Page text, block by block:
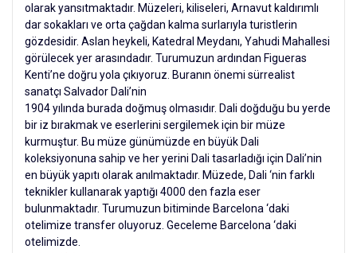
olarak yansıtmaktadır. Müzeleri, kiliseleri, Arnavut kaldırımlı
dar sokakları ve orta çağdan kalma surlarıyla turistlerin
gözdesidir. Aslan heykeli, Katedral Meydanı, Yahudi Mahallesi
görülecek yer arasındadır. Turumuzun ardından Figueras
Kenti’ne doğru yola çıkıyoruz. Buranın önemi sürrealist
sanatçı Salvador Dali’nin
1904 yılında burada doğmuş olmasıdır. Dali doğduğu bu yerde
bir iz bırakmak ve eserlerini sergilemek için bir müze
kurmuştur. Bu müze günümüzde en büyük Dali
koleksiyonuna sahip ve her yerini Dali tasarladığı için Dali’nin
en büyük yapıtı olarak anılmaktadır. Müzede, Dali ‘nin farklı
teknikler kullanarak yaptığı 4000 den fazla eser
bulunmaktadır. Turumuzun bitiminde Barcelona ‘daki
otelimize transfer oluyoruz. Geceleme Barcelona ‘daki
otelimizde.